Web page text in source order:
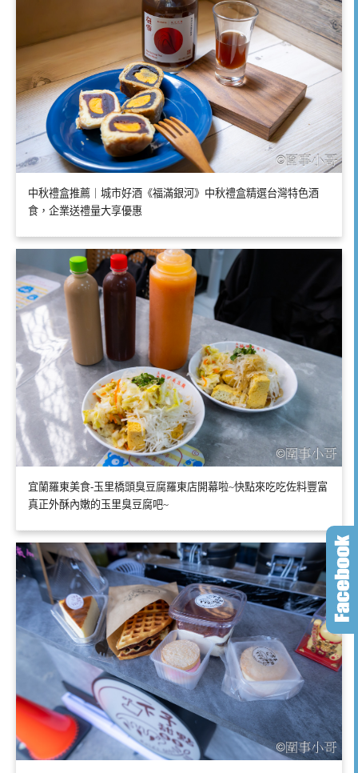
中秋禮盒推薦｜城市好酒《福滿銀河》中秋禮盒精選台灣特色酒
食，企業送禮量大享優惠
宜蘭羅東美食-玉里橋頭臭豆腐羅東店開幕啦~快點來吃吃佐料豐富
真正外酥內嫩的玉里臭豆腐吧~